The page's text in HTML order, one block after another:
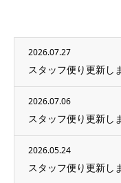
2026.07.27
スタッフ便り更新し
2026.07.06
スタッフ便り更新し
2026.05.24
スタッフ便り更新し